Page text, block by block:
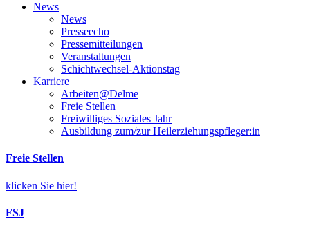
News
News
Presseecho
Pressemitteilungen
Veranstaltungen
Schichtwechsel-Aktionstag
Karriere
Arbeiten@Delme
Freie Stellen
Freiwilliges Soziales Jahr
Ausbildung zum/zur Heilerziehungspfleger:in
Freie Stellen
klicken Sie hier!
FSJ